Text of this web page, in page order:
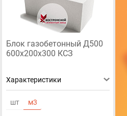
Блок газобетонный Д500
600х200х300 КСЗ
Характеристики
шт м3